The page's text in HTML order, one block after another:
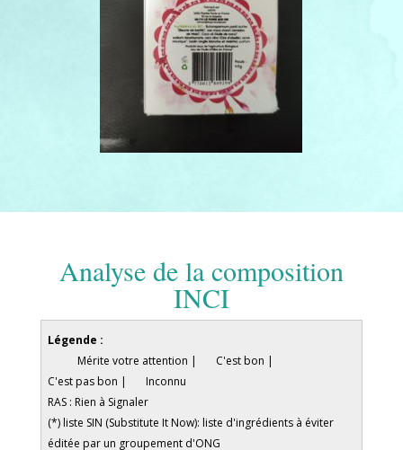
Analyse de la composition
INCI
Légende :
Mérite votre attention |
C'est bon |
C'est pas bon |
Inconnu
RAS : Rien à Signaler
(*) liste SIN (Substitute It Now): liste d'ingrédients à éviter
éditée par un groupement d'ONG